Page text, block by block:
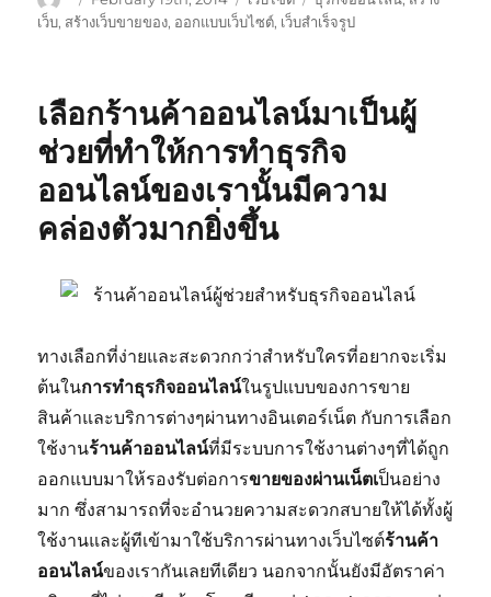
on
เว็บ, สร้างเว็บขายของ, ออกแบบเว็บไซต์, เว็บสำเร็จรูป
เลือกร้านค้าออนไลน์มาเป็นผู้
ช่วยที่ทำให้การทำธุรกิจ
ออนไลน์ของเรานั้นมีความ
คล่องตัวมากยิ่งขึ้น
ทางเลือกที่ง่ายและสะดวกกว่าสำหรับใครที่อยากจะเริ่ม
ต้นในการทำธุรกิจออนไลน์ในรูปแบบของการขาย
สินค้าและบริการต่างๆผ่านทางอินเตอร์เน็ต กับการเลือก
ใช้งานร้านค้าออนไลน์ที่มีระบบการใช้งานต่างๆที่ได้ถูก
ออกแบบมาให้รองรับต่อการขายของผ่านเน็ตเป็นอย่าง
มาก ซึ่งสามารถที่จะอำนวยความสะดวกสบายให้ได้ทั้งผู้
ใช้งานและผู้ทีเข้ามาใช้บริการผ่านทางเว็บไซต์ร้านค้า
ออนไลน์ของเรากันเลยทีเดียว นอกจากนั้นยังมีอัตราค่า